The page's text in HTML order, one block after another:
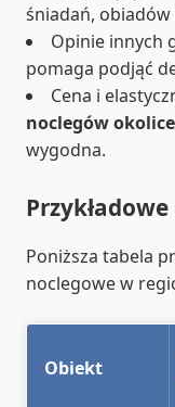
śniadań, obiadów
Opinie innych
pomaga podjąć
Cena i
noclegów
wygodna.
Poniższa tabela
noclegowe w
Obiekt